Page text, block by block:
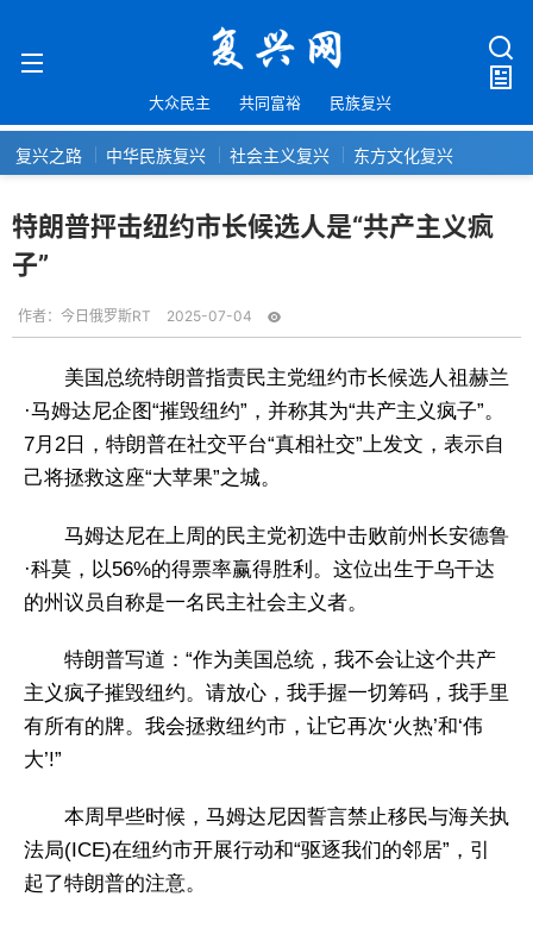
大众民主 共同富裕 民族复兴
复兴之路 中华民族复兴 社会主义复兴 东方文化复兴
特朗普抨击纽约市长候选人是“共产主义疯
子”
作者： 今日俄罗斯RT 2025-07-04
美国总统特朗普指责民主党纽约市长候选人祖赫兰
·马姆达尼企图“摧毁纽约”，并称其为“共产主义疯子”。
7月2日，特朗普在社交平台“真相社交”上发文，表示自
己将拯救这座“大苹果”之城。
马姆达尼在上周的民主党初选中击败前州长安德鲁
·科莫，以56%的得票率赢得胜利。这位出生于乌干达
的州议员自称是一名民主社会主义者。
特朗普写道：“作为美国总统，我不会让这个共产
主义疯子摧毁纽约。请放心，我手握一切筹码，我手里
有所有的牌。我会拯救纽约市，让它再次‘火热’和‘伟
大’!”
本周早些时候，马姆达尼因誓言禁止移民与海关执
法局(ICE)在纽约市开展行动和“驱逐我们的邻居”，引
起了特朗普的注意。